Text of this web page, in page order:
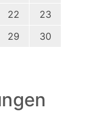
22
23
29
30